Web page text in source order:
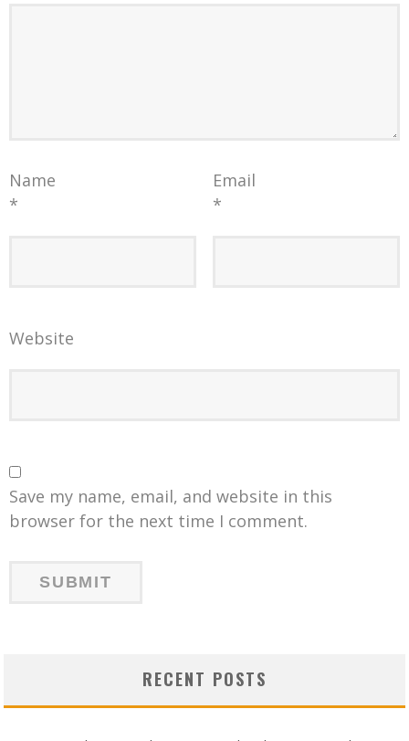
Name
*
Email
*
Website
Save my name, email, and website in this
browser for the next time I comment.
RECENT POSTS